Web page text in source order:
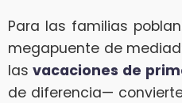
Para las familias
megapuente de
las vacaciones de
de diferencia—